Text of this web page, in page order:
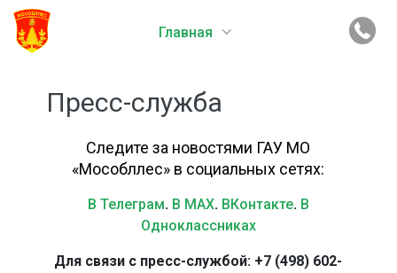
Главная
Пресс-служба
Следите за новостями ГАУ МО
«Мособллес» в социальных сетях:
В Телеграм. В MAX. ВКонтакте. В
Одноклассниках
Для связи с пресс-службой: +7 (498) 602-